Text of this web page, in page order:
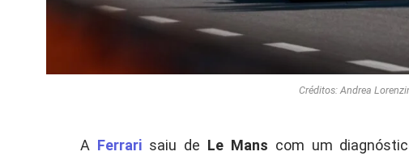
Créditos: Andrea
A Ferrarisaiu de Le Mans com um